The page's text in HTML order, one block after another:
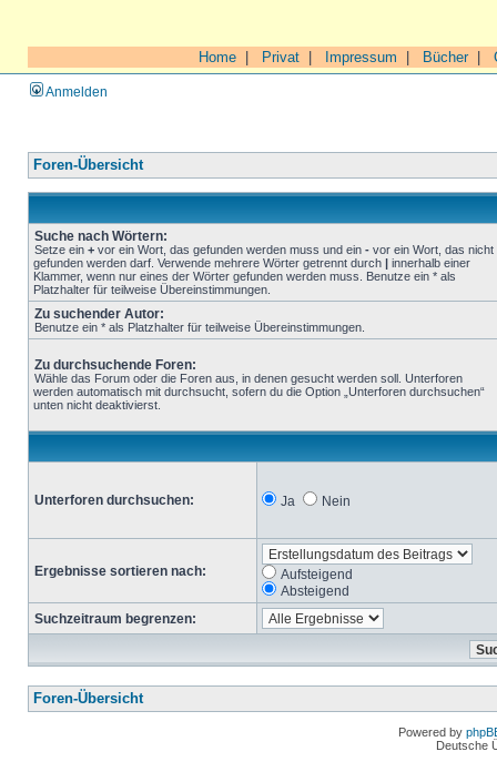
Home Privat Impressum Bücher|
Anmelden
Foren-Übersicht
Suche nach Wörtern:
Setze ein + vor ein Wort, das gefunden werden muss und ein - vor ein Wort, das nicht
gefunden werden darf. Verwende mehrere Wörter getrennt durch | innerhalb einer
Klammer, wenn nur eines der Wörter gefunden werden muss. Benutze ein * als
Platzhalter für teilweise Übereinstimmungen.
Zu suchender Autor:
Benutze ein * als Platzhalter für teilweise Übereinstimmungen.
Zu durchsuchende Foren:
Wähle das Forum oder die Foren aus, in denen gesucht werden soll. Unterforen
werden automatisch mit durchsucht, sofern du die Option „Unterforen durchsuchen“
unten nicht deaktivierst.
Unterforen durchsuchen: Ja Nein
Ergebnisse sortieren nach:
Aufsteigend
Absteigend
Suchzeitraum begrenzen:
Foren-Übersicht
Powered by
Deutsche